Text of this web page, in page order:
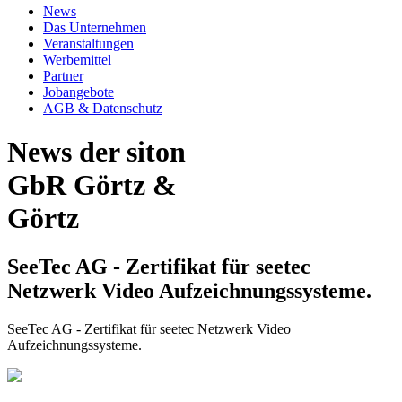
News
Das Unternehmen
Veranstaltungen
Werbemittel
Partner
Jobangebote
AGB & Datenschutz
News der siton
GbR Görtz &
Görtz
SeeTec AG - Zertifikat für seetec
Netzwerk Video Aufzeichnungssysteme.
SeeTec AG - Zertifikat für seetec Netzwerk Video
Aufzeichnungssysteme.